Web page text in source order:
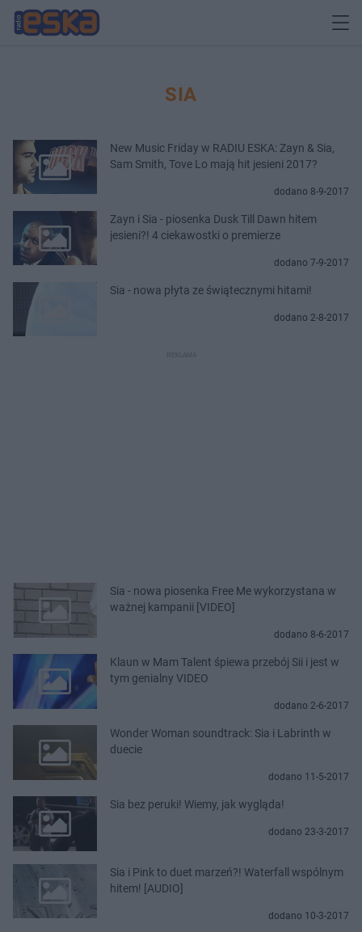
SIA
New Music Friday w RADIU ESKA: Zayn & Sia,
Sam Smith, Tove Lo mają hit jesieni 2017?
dodano 8-9-2017
Zayn i Sia - piosenka Dusk Till Dawn hitem
jesieni?! 4 ciekawostki o premierze
dodano 7-9-2017
Sia - nowa płyta ze świątecznymi hitami!
dodano 2-8-2017
Sia - nowa piosenka Free Me wykorzystana w
ważnej kampanii [VIDEO]
dodano 8-6-2017
Klaun w Mam Talent śpiewa przebój Sii i jest w
tym genialny VIDEO
dodano 2-6-2017
Wonder Woman soundtrack: Sia i Labrinth w
duecie
dodano 11-5-2017
Sia bez peruki! Wiemy, jak wygląda!
dodano 23-3-2017
Sia i Pink to duet marzeń?! Waterfall wspólnym
hitem! [AUDIO]
dodano 10-3-2017